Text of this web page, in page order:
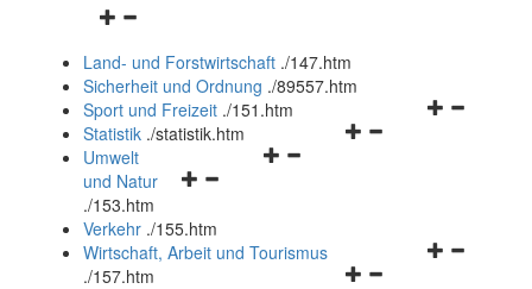
Navigationsmenü
und
schließen
Land- und Forstwirtschaft ./147.htm
Sicherheit und Ordnung ./89557.htm
Navigationsmenü
Sport und Freizeit ./151.htm
Navigationsmenü
Statistik ./statistik.htm
Navigationsmenü
und
schließen
Umwelt
und Natur
./153.htm
Verkehr ./155.htm
Navigationsmenü
Wirtschaft, Arbeit und Tourismus
./157.htm